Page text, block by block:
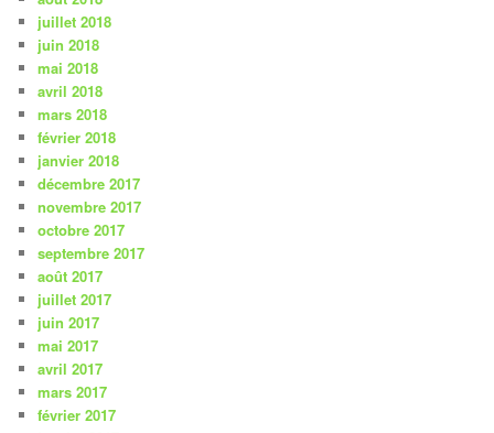
juillet 2018
juin 2018
mai 2018
avril 2018
mars 2018
février 2018
janvier 2018
décembre 2017
novembre 2017
octobre 2017
septembre 2017
août 2017
juillet 2017
juin 2017
mai 2017
avril 2017
mars 2017
février 2017